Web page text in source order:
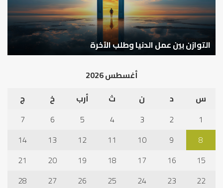
كيف تشكل العبادات شخصية الإنسان؟
أغسطس 2026
س
د ن ث أرب خ
ج
1
2
3
4
5
6
7
8
9
10
11
12
13
14
15
16
17
18
19
20
21
22
23
24
25
26
27
28